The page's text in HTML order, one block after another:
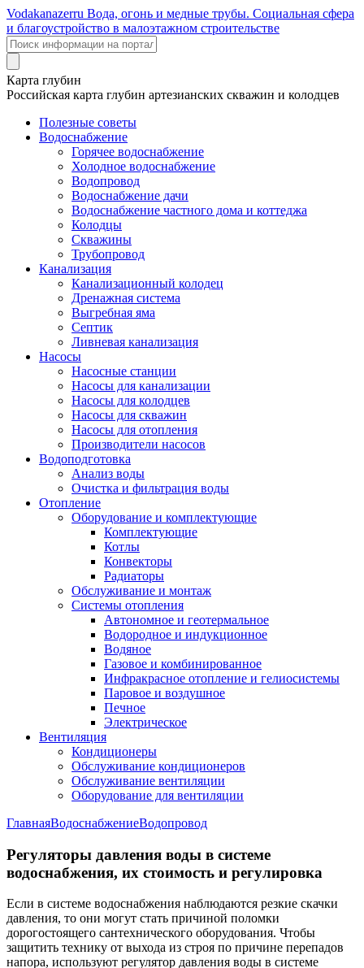
Vodakanazerru Вода, огонь и медные трубы. Социальная сфера
и благоустройство в малоэтажном строительстве
Карта глубин
Российская карта глубин артезианских скважин и колодцев
Полезные советы
Водоснабжение
Горячее водоснабжение
Холодное водоснабжение
Водопровод
Водоснабжение дачи
Водоснабжение частного дома и коттеджа
Колодцы
Скважины
Трубопровод
Канализация
Канализационный колодец
Дренажная система
Выгребная яма
Септик
Ливневая канализация
Насосы
Насосные станции
Насосы для канализации
Насосы для колодцев
Насосы для скважин
Насосы для отопления
Производители насосов
Водоподготовка
Анализ воды
Очистка и фильтрация воды
Отопление
Оборудование и комплектующие
Комплектующие
Котлы
Конвекторы
Радиаторы
Обслуживание и монтаж
Системы отопления
Автономное и геотермальное
Водородное и индукционное
Водяное
Газовое и комбинированное
Инфракрасное отопление и гелиосистемы
Паровое и воздушное
Печное
Электрическое
Вентиляция
Кондиционеры
Обслуживание кондиционеров
Обслуживание вентиляции
Оборудование для вентиляции
ГлавнаяВодоснабжениеВодопровод
Регуляторы давления воды в системе
водоснабжения, их стоимость и регулировка
Если в системе водоснабжения наблюдаются резкие скачки
давления, то они могут стать причиной поломки
дорогостоящего сантехнического оборудования. Чтобы
защитить технику от выхода из строя по причине перепадов
напора, используют регулятор давления воды в системе